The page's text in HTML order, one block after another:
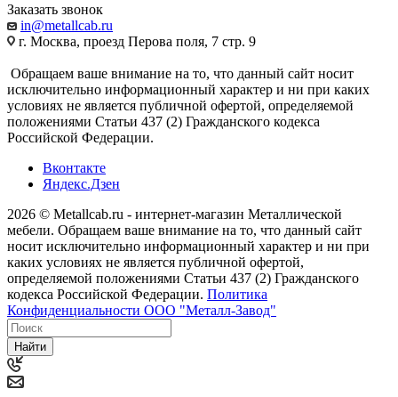
Заказать звонок
in@metallcab.ru
г. Москва, проезд Перова поля, 7 стр. 9
Обращаем ваше внимание на то, что данный сайт носит
исключительно информационный характер и ни при каких
условиях не является публичной офертой, определяемой
положениями Статьи 437 (2) Гражданского кодекса
Российской Федерации.
Вконтакте
Яндекс.Дзен
2026 © Metallcab.ru - интернет-магазин Металлической
мебели. Обращаем ваше внимание на то, что данный сайт
носит исключительно информационный характер и ни при
каких условиях не является публичной офертой,
определяемой положениями Статьи 437 (2) Гражданского
кодекса Российской Федерации. Политика
Конфиденциальности ООО "Металл-Завод"
Найти